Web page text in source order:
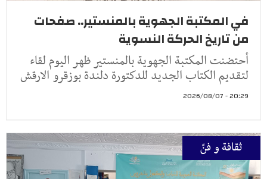
في المكتبة الجهوية بالمنستير.. صفحات
من تاريخ الحركة النسوية
أحتضنت المكتبة الجهوية بالمنستير ظهر اليوم لقاء
لتقديم الكتاب الجديد للدكتورة دلندة بوزقرو الارقش
20:29 - 2026/08/07
ثقافة و فنّ